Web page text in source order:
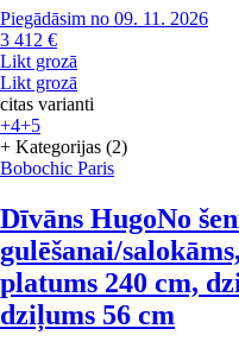
Piegādāsim no 09. 11. 2026
3 412 €
Likt grozā
Likt grozā
citas varianti
+4+5
+ Kategorijas (2)
Bobochic Paris
Dīvāns HugoNo
gulēšanai/
platums 240 cm,
dziļums 56 cm